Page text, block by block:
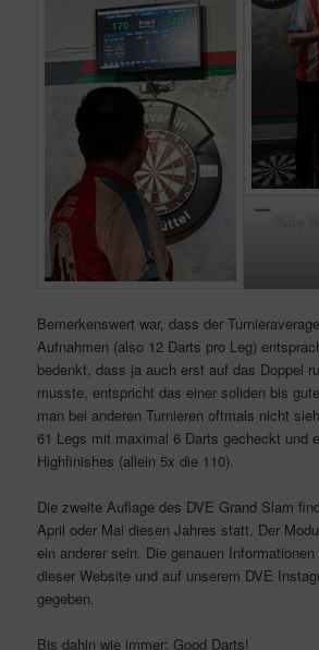
Toby
Bemerkenswert war, dass der
Aufnahmen (also 12 Darts pro Leg)
bedenkt, dass ja auch erst auf das Doppel
musste, entspricht das einer soliden bis
man bei anderen Turnieren oftmals nicht
61 Legs mit maximal 6 Darts gecheckt und
Highfinishes (allein 5x die 110).
Die zweite Auflage des DVE Grand Slam
April oder Mai diesen Jahres statt. Der
ein anderer sein. Die genauen
dieser Website und auf unserem DVE
gegeben.
Bis dahin wie immer: Good Darts!